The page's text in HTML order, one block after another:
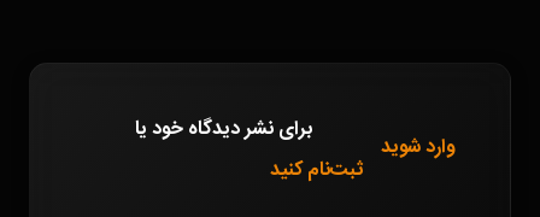
برای نشر دیدگاه خود
وارد شوید
یا
ثبت‌نام کنید